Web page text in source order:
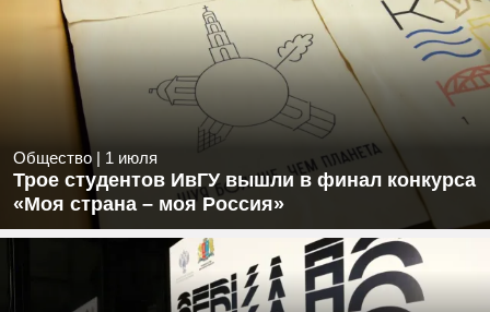
Общество | 1 июля
Трое студентов ИвГУ вышли в финал конкурса
«Моя страна – моя Россия»